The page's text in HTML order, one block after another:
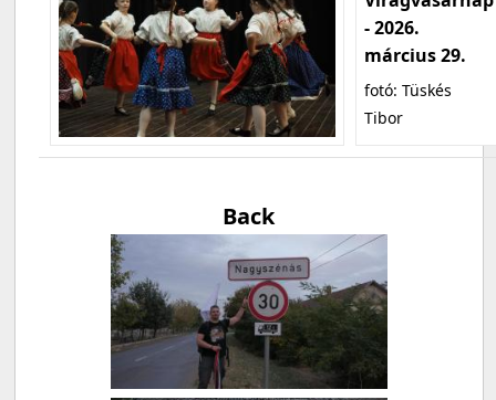
- 2026.
március 29.
fotó: Tüskés
Tibor
Back